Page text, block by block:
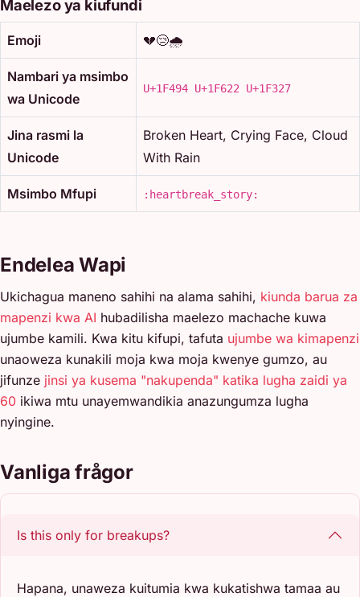
Maelezo ya kiufundi
Emoji 💔😢🌧️
Nambari ya msimbo
wa Unicode
U+1F494 U+1F622 U+1F327
Jina rasmi la
Unicode
Broken Heart, Crying Face, Cloud
With Rain
Msimbo Mfupi :heartbreak_story:
Endelea Wapi
Ukichagua maneno sahihi na alama sahihi, kiunda barua za
mapenzi kwa AI hubadilisha maelezo machache kuwa
ujumbe kamili. Kwa kitu kifupi, tafuta ujumbe wa kimapenzi
unaoweza kunakili moja kwa moja kwenye gumzo, au
jifunze jinsi ya kusema "nakupenda" katika lugha zaidi ya
60 ikiwa mtu unayemwandikia anazungumza lugha
nyingine.
Vanliga frågor
Is this only for breakups?
Hapana, unaweza kuitumia kwa kukatishwa tamaa au